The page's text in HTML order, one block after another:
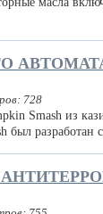
728
был разработан